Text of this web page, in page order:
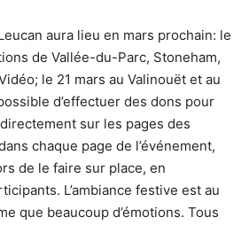
aura lieu en mars prochain: le
de Vallée-du-Parc, Stoneham,
le 21 mars au Valinouët et au
d’effectuer des dons pour
sur les pages des
chaque page de l’événement,
de le faire sur place, en
L’ambiance festive est au
que beaucoup d’émotions. Tous